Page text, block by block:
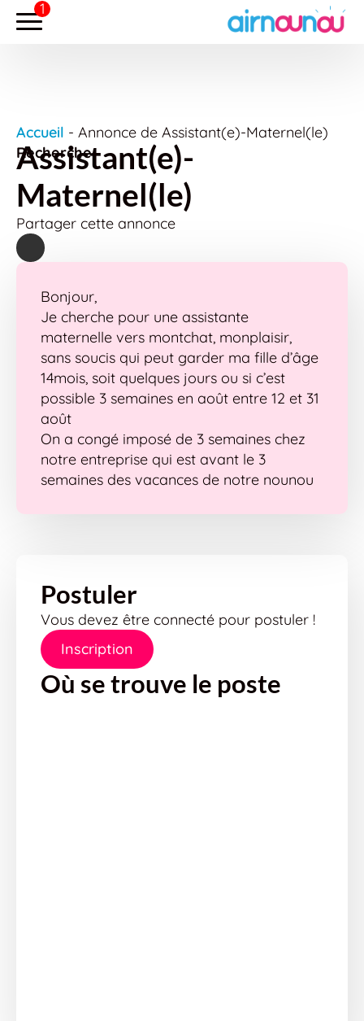
Accueil - Annonce de Assistant(e)-Maternel(le)
Recherche
Assistant(e)-
Maternel(le)
Partager cette annonce
Bonjour,
Je cherche pour une assistante
maternelle vers montchat, monplaisir,
sans soucis qui peut garder ma fille d’âge
14mois, soit quelques jours ou si c’est
possible 3 semaines en août entre 12 et 31
août
On a congé imposé de 3 semaines chez
notre entreprise qui est avant le 3
semaines des vacances de notre nounou
Postuler
Vous devez être connecté pour postuler !
Inscription
Où se trouve le poste